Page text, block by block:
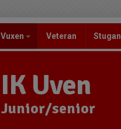
Vuxen Veteran Stugan
IK Uven
Junior/senior